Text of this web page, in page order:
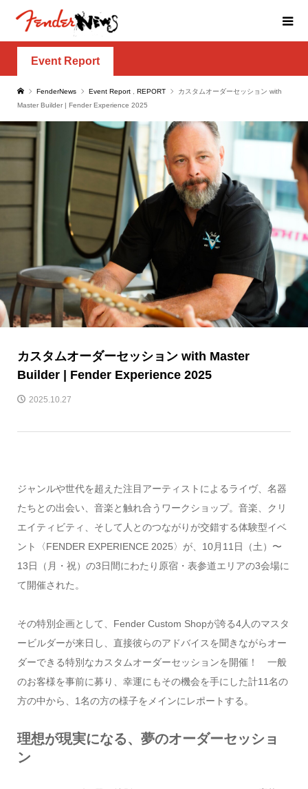
Event Report
FenderNews Event Report REPORT
カスタムオーダーセッション with
Master Builder | Fender Experience 2025
カスタムオーダーセッション with Master
Builder | Fender Experience 2025
2025.10.27
ジャンルや世代を超えた注目アーティストによるライヴ、名器
たちとの出会い、音楽と触れ合うワークショップ。音楽、クリ
エイティビティ、そして人とのつながりが交錯する体験型イベ
ント〈FENDER EXPERIENCE 2025〉が、10月11日（土）〜
13日（月・祝）の3日間にわたり原宿・表参道エリアの3会場に
て開催された。
その特別企画として、Fender Custom Shopが誇る4人のマスタ
ービルダーが来日し、直接彼らのアドバイスを聞きながらオー
ダーできる特別なカスタムオーダーセッションを開催！ 一般
のお客様を事前に募り、幸運にもその機会を手にした計11名の
方の中から、1名の方の様子をメインにレポートする。
理想が現実になる、夢のオーダーセッショ
ン